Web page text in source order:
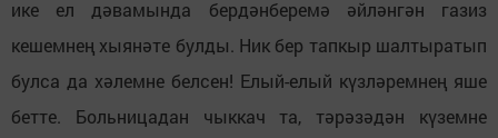
ике ел дәвамында бердәнберемә әйләнгән газиз
кешемнең хыянәте булды. Ник бер тапкыр шалтыратып
булса да хәлемне белсен! Елый-елый күзләремнең яше
бетте. Больницадан чыккач та, тәрәзәдән күземне